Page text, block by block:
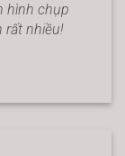
hình chụp
rất nhiều!